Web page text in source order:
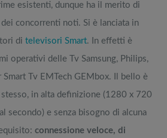
esistenti, dunque ha il merito di
dei concorrenti noti. Si è lanciata in
di televisori Smart. In effetti è
operativi delle Tv Samsung, Philips,
Smart Tv EMTech GEMbox. Il bello è
in alta definizione (1280 x 720
secondo) e senza bisogno di alcuna
connessione veloce, di